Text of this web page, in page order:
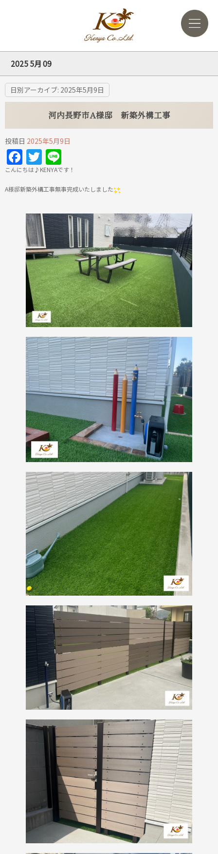
2025 5月 09
日別アーカイブ: 2025年5月9日
河内長野市A様邸 新築外構工事
投稿日 2025年5月9日
Facebook
Twitter
こんにちは♪KENYAです！
A様邸新築外構工事無事完成いたしました